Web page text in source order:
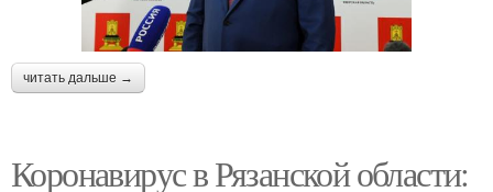
читать дальше →
Коронавирус в Рязанской области: